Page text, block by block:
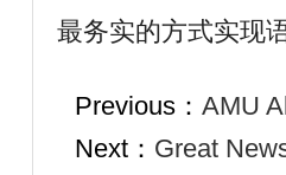
最务实的方式实现
Previous： AMU
Next： Great